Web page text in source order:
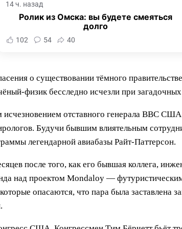
14 ч. назад
Ролик из Омска: вы будете смеяться
долго
102 54 40
о существовании тёмного
физик бесследно исчезли при загадочных
отставного генерала ВВС
Будучи бывшим влиятельным
легендарной авиабазы Райт-Паттерсон.
после того, как его бывшая коллега,
над проектом Mondaloy —
опасаются, что пара была заставлена